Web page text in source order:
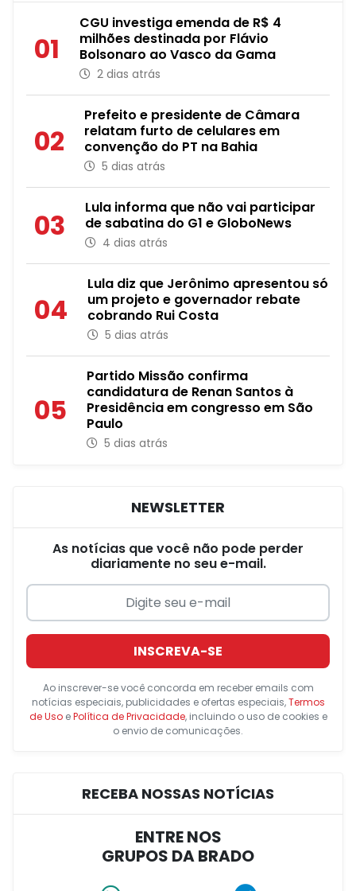
01
CGU investiga emenda de R$ 4
milhões destinada por Flávio
Bolsonaro ao Vasco da Gama
2 dias atrás
02
Prefeito e presidente de Câmara
relatam furto de celulares em
convenção do PT na Bahia
5 dias atrás
03
Lula informa que não vai participar
de sabatina do G1 e GloboNews
4 dias atrás
04
Lula diz que Jerônimo apresentou só
um projeto e governador rebate
cobrando Rui Costa
5 dias atrás
05
Partido Missão confirma
candidatura de Renan Santos à
Presidência em congresso em São
Paulo
5 dias atrás
NEWSLETTER
As notícias que você não pode perder
diariamente no seu e-mail.
INSCREVA-SE
Ao inscrever-se você concorda em receber emails com
notícias especiais, publicidades e ofertas especiais,Termos
de UsoePolítica de Privacidade, incluindo o uso de cookies e
o envio de comunicações.
RECEBA NOSSAS NOTÍCIAS
ENTRE NOS
GRUPOS DA BRADO